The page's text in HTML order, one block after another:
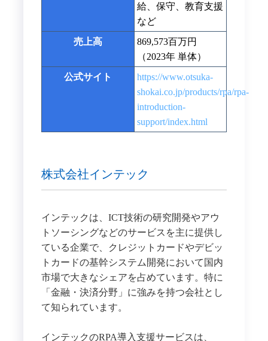
給、保守、教育支援
など
売上高
869,573百万円
（2023年 単体）
公式サイト
https://www.otsuka-
shokai.co.jp/products/rpa/rpa-
introduction-
support/index.html
株式会社インテック
インテックは、ICT技術の研究開発やアウ
トソーシングなどのサービスを主に提供し
ている企業で、クレジットカードやデビッ
トカードの基幹システム開発において国内
市場で大きなシェアを占めています。特に
「金融・決済分野」に強みを持つ会社とし
て知られています。
インテックのRPA導入支援サービスは、